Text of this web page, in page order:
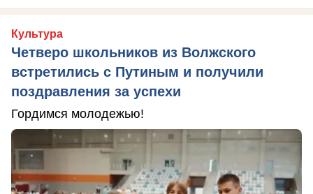
Культура
Четверо школьников из Волжского
встретились с Путиным и получили
поздравления за успехи
Гордимся молодежью!